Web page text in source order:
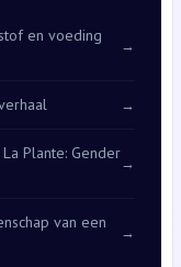
en voeding
→
→
Plante: Gender
→
van een
→